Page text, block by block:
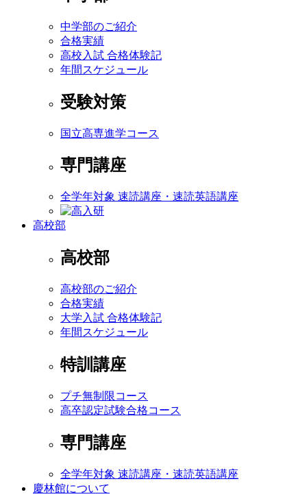
中学部のご紹介
合格実績
高校入試 合格体験記
年間スケジュール
受験対策
国立高専進学コース
専門講座
全学年対象 速読講座・速読英語講座
高校部
高校部
高校部のご紹介
合格実績
大学入試 合格体験記
年間スケジュール
特訓講座
プチ無制限コース
高卒認定試験合格コース
専門講座
全学年対象 速読講座・速読英語講座
慶林館について